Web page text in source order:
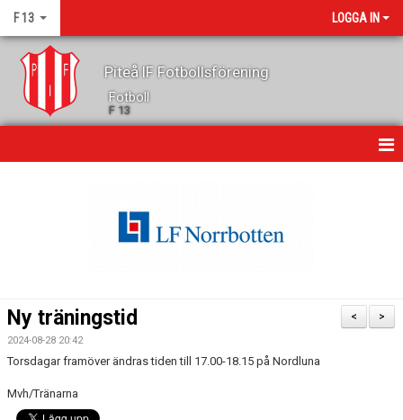
F 13 LOGGA IN
Piteå IF Fotbollsförening
Fotboll
F 13
TRUPPEN
DOKUMENT
>
<
Ny träningstid
2024-08-28 20:42
Torsdagar framöver ändras tiden till 17.00-18.15 på Nordluna
Mvh/Tränarna